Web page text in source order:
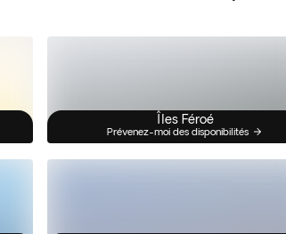
Îles Féroé
Prévenez-moi des disponibilités